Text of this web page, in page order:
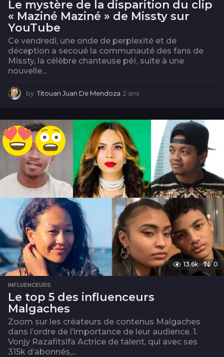
Le mystère de la disparition du clip
« Maziné Maziné » de Missty sur
YouTube
Ce vendredi, une onde de perplexité et de
déception a secoué la communauté des fans de
Missty, la célèbre chanteuse péï, suite à une
nouvelle...
by Titouan Juan De Mendoza 2 ans
s
13.6k 0
INFLUENCEURS
Le top 5 des influenceurs
Malgaches
Zoom sur les créateurs de contenus Malgaches
dans l’ordre de l’importance de leur audience. 1.
Vonjy Razafitsifa Actrice de talent, qui avec ses
315k d’abonnés,...